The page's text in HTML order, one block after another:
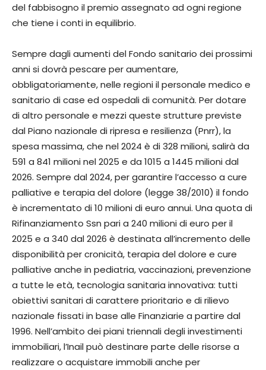
del fabbisogno il premio assegnato ad ogni regione
che tiene i conti in equilibrio.
Sempre dagli aumenti del Fondo sanitario dei prossimi
anni si dovrà pescare per aumentare,
obbligatoriamente, nelle regioni il personale medico e
sanitario di case ed ospedali di comunità. Per dotare
di altro personale e mezzi queste strutture previste
dal Piano nazionale di ripresa e resilienza (Pnrr), la
spesa massima, che nel 2024 è di 328 milioni, salirà da
591 a 841 milioni nel 2025 e da 1015 a 1445 milioni dal
2026. Sempre dal 2024, per garantire l’accesso a cure
palliative e terapia del dolore (legge 38/2010) il fondo
è incrementato di 10 milioni di euro annui. Una quota di
Rifinanziamento Ssn pari a 240 milioni di euro per il
2025 e a 340 dal 2026 è destinata all’incremento delle
disponibilità per cronicità, terapia del dolore e cure
palliative anche in pediatria, vaccinazioni, prevenzione
a tutte le età, tecnologia sanitaria innovativa: tutti
obiettivi sanitari di carattere prioritario e di rilievo
nazionale fissati in base alle Finanziarie a partire dal
1996. Nell’ambito dei piani triennali degli investimenti
immobiliari, l’Inail può destinare parte delle risorse a
realizzare o acquistare immobili anche per